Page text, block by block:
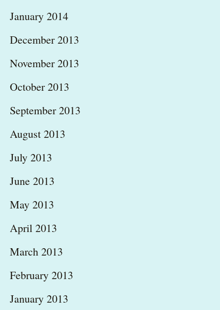
January 2014
December 2013
November 2013
October 2013
September 2013
August 2013
July 2013
June 2013
May 2013
April 2013
March 2013
February 2013
January 2013